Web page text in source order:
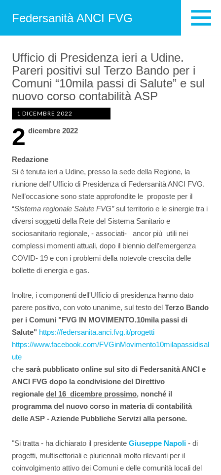
Federsanità ANCI FVG
Ufficio di Presidenza ieri a Udine.
Pareri positivi sul Terzo Bando per i
Comuni “10mila passi di Salute” e sul
nuovo corso contabilità ASP
1 DICEMBRE 2022
2 dicembre 2022
Redazione
Si è tenuta ieri a Udine, presso la sede della Regione, la
riunione dell’ Ufficio di Presidenza di Federsanità ANCI FVG.
Nell’occasione sono state approfondite le proposte per il
“Sistema regionale Salute FVG”sul territorio e le sinergie tra i
diversi soggetti della Rete del Sistema Sanitario e
sociosanitario regionale, - associati- ancor più utili nei
complessi momenti attuali, dopo il biennio dell’emergenza
COVID- 19 e con i problemi della notevole crescita delle
bollette di energia e gas.
Inoltre, i componenti dell'Ufficio di presidenza hanno dato
parere positivo, con voto unanime, sul testo del Terzo Bando
per i Comuni "FVG IN MOVIMENTO.10mila passi di
Salute" https://federsanita.anci.fvg.it/progetti
https://www.facebook.com/FVGinMovimento10milapassidisal
ute
che sarà pubblicato online sul sito di Federsanità ANCI e
ANCI FVG dopo la condivisione del Direttivo
regionale del 16 dicembre prossimo, nonché il
programma del nuovo corso in materia di contabilità
delle ASP - Aziende Pubbliche Servizi alla persone.
"Si tratta - ha dichiarato il presidente Giuseppe Napoli - di
progetti, multisettoriali e pluriennali molto rilevanti per il
coinvolgimento attivo dei Comuni e delle comunità locali del